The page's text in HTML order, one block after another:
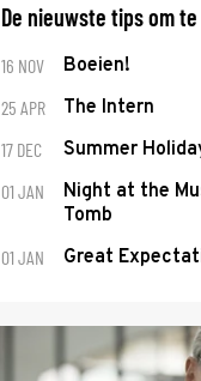
De nieuwste tips om
16 NOV Boeien!
25 APR The Intern
17 DEC Summer
01 JAN
Night at the
Tomb
01 JAN Great